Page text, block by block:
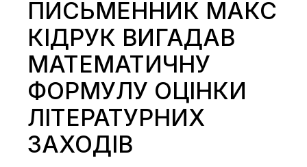
ПИСЬМЕННИК МАКС
КІДРУК ВИГАДАВ
МАТЕМАТИЧНУ
ФОРМУЛУ ОЦІНКИ
ЛІТЕРАТУРНИХ
ЗАХОДІВ